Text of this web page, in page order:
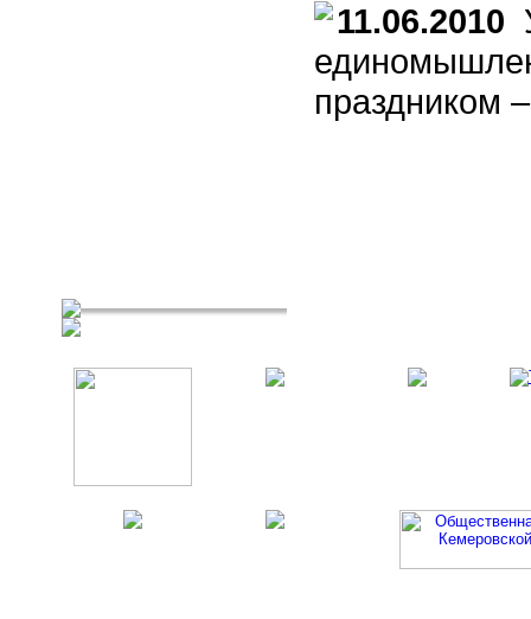
11.06.2010
праздником